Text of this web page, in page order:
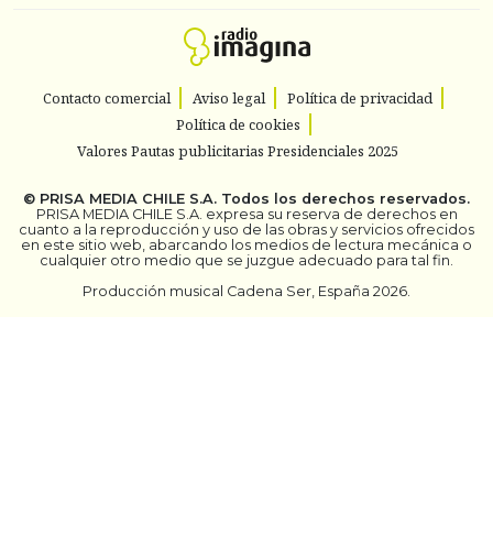
Contacto comercial Aviso legal
Política de privacidad
Política de cookies
Valores Pautas publicitarias Presidenciales 2025
© PRISA MEDIA CHILE S.A. Todos los derechos reservados.
PRISA MEDIA CHILE S.A. expresa su reserva de derechos en
cuanto a la reproducción y uso de las obras y servicios ofrecidos
en este sitio web, abarcando los medios de lectura mecánica o
cualquier otro medio que se juzgue adecuado para tal fin.
Producción musical Cadena Ser, España 2026.